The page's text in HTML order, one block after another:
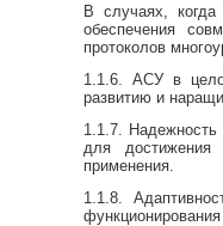
В случаях,
обеспечения
протоколов
1.1.6. АСУ в
развитию и
1.1.7.
для достижения
применения.
1.1.8.